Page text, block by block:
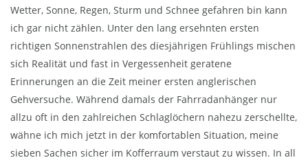
Wetter, Sonne, Regen, Sturm und Schnee gefahren bin kann
ich gar nicht zählen. Unter den lang ersehnten ersten
richtigen Sonnenstrahlen des diesjährigen Frühlings mischen
sich Realität und fast in Vergessenheit geratene
Erinnerungen an die Zeit meiner ersten anglerischen
Gehversuche. Während damals der Fahrradanhänger nur
allzu oft in den zahlreichen Schlaglöchern nahezu zerschellte,
wähne ich mich jetzt in der komfortablen Situation, meine
sieben Sachen sicher im Kofferraum verstaut zu wissen. In all